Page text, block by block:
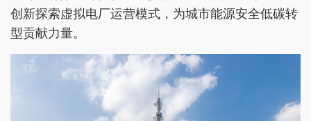
创新探索虚拟电厂运营模式，为城市能源安全低碳转
型贡献力量。